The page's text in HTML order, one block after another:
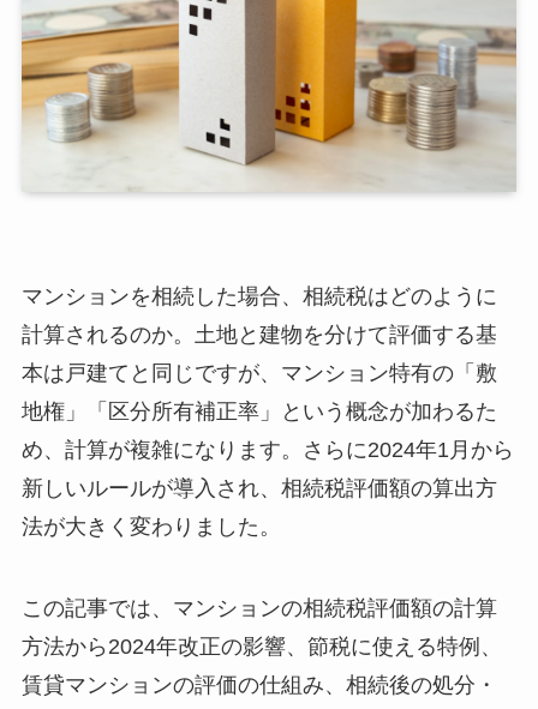
マンションを相続した場合、相続税はどのように
計算されるのか。土地と建物を分けて評価する基
本は戸建てと同じですが、マンション特有の「敷
地権」「区分所有補正率」という概念が加わるた
め、計算が複雑になります。さらに2024年1月から
新しいルールが導入され、相続税評価額の算出方
法が大きく変わりました。
この記事では、マンションの相続税評価額の計算
方法から2024年改正の影響、節税に使える特例、
賃貸マンションの評価の仕組み、相続後の処分・
2024年1月スタートの新ルール｜区分所有補正
率とは
改正が導入された背景｜評価額と市場価格
の乖離問題
4つのパラメータから「評価乖離率」を計算
相続税計算4ステップ｜マンションがある場合
STEP1｜相続財産の総額を算出する
STEP2｜基礎控除を差し引いて課税遺産総
STEP3｜法定相続分で按分して相続税の総
額を計算する
STEP4｜実際の取得割合で各人の納税額を
確定する
パターン1｜都心区分マンション（自宅・市
場価格5,000万円）
パターン2｜郊外マンション（市場価格2,500
万円・新ルール影響なし）